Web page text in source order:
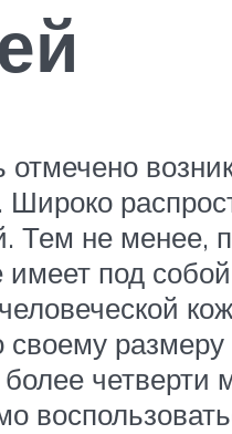
Тем не менее,
под
четверти